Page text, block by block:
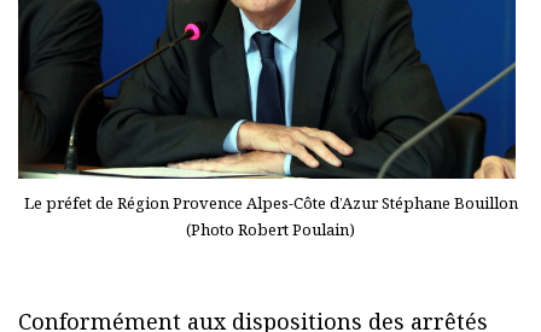
Le préfet de Région Provence Alpes-Côte d’Azur Stéphane Bouillon
(Photo Robert Poulain)
Conformément aux dispositions des arrêtés